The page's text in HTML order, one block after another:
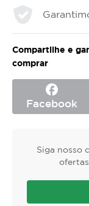
Compartilhe e
comprar
facebook
Facebook
Siga nosso